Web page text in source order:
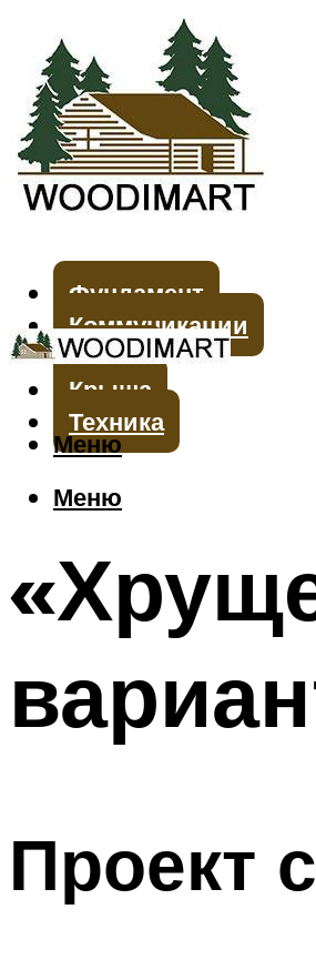
Фундамент
Коммуникации
Стены
Крыша
Техника
Меню
Меню
Проект